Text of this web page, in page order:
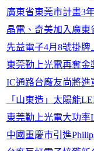
廣東省東莞市計畫3
晶電、奇美加入廣
先益電子4月8號掛
東莞勤上光電再奪
IC通路台廠友尚將進
「山東造」太陽能
東莞勤上光電大功
中國重慶市引進